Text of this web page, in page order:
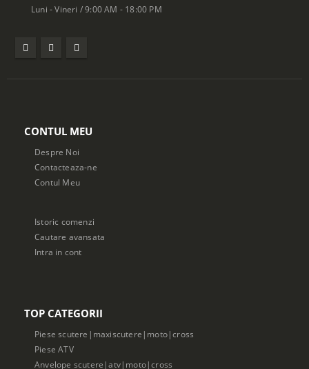
Luni - Vineri / 9:00 AM - 18:00 PM
CONTUL MEU
Despre Noi
Contacteaza-ne
Contul Meu
Istoric comenzi
Cautare avansata
Intra in cont
TOP CATEGORII
Piese scutere|maxiscutere|moto|cross
Piese ATV
Anvelope scutere|atv|moto|cross